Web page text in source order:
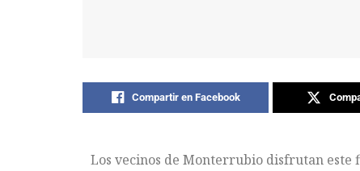
Compartir en Facebook
Los vecinos de Monterrubio disfrutan este